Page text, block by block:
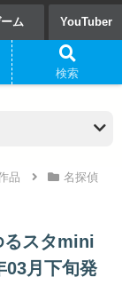
ム YouTuber
品
名探偵
るスタmini
03月下旬発
検索